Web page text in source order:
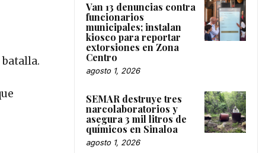
Van 13 denuncias contra
funcionarios
municipales; instalan
kiosco para reportar
extorsiones en Zona
Centro
agosto 1, 2026
SEMAR destruye tres
narcolaboratorios y
asegura 3 mil litros de
químicos en Sinaloa
agosto 1, 2026